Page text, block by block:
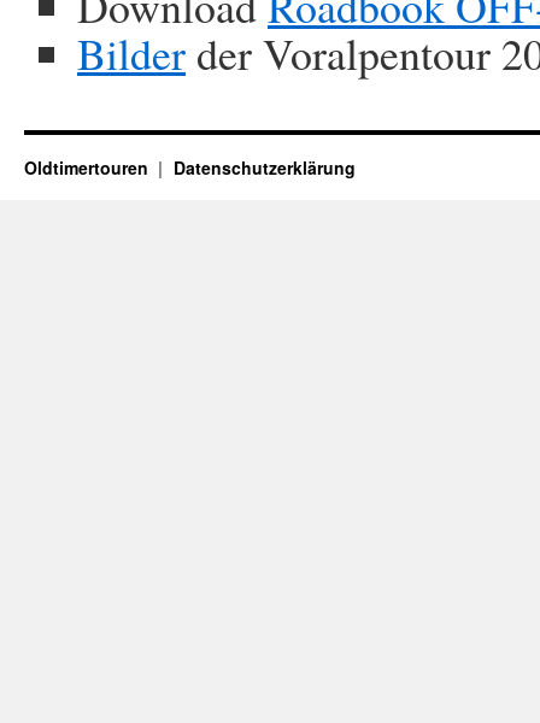
Bilder der Voralpentour
Oldtimertouren Datenschutzerklärung